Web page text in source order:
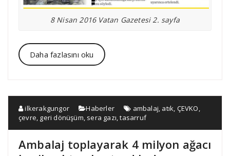
8 Nisan 2016 Vatan Gazetesi 2. sayfa
Daha fazlasını oku
ilkerakgungor Haberler ambalaj, atık, ÇEVKO,
çevre, geri dönüşüm, sera gazı,tasarruf
Ambalaj toplayarak 4 milyon ağacı